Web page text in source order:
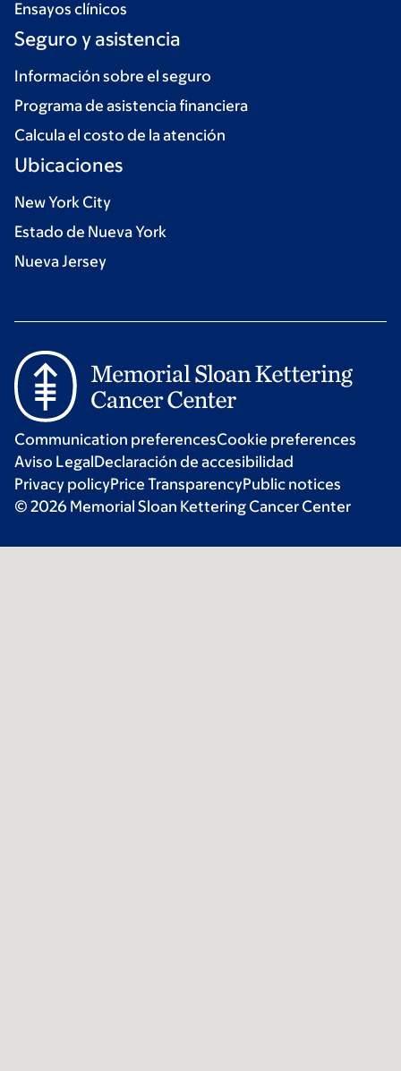
Ensayos clínicos
Seguro y asistencia
Información sobre el seguro
Programa de asistencia financiera
Calcula el costo de la atención
Ubicaciones
New York City
Estado de Nueva York
Nueva Jersey
Communication preferencesCookie preferences
Aviso LegalDeclaración de accesibilidad
Privacy policyPrice TransparencyPublic notices
© 2026 Memorial Sloan Kettering Cancer Center